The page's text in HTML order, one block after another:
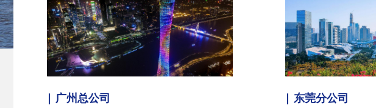
| 广州总公司 | 东莞分公司